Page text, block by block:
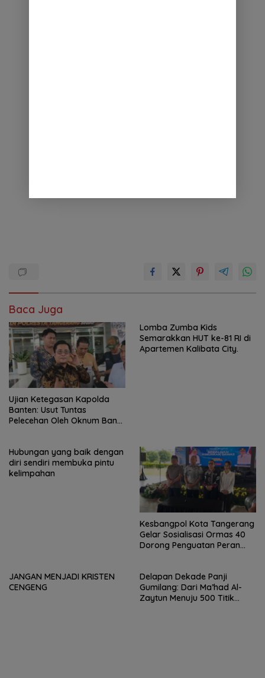
Baca Juga
Ujian Ketegasan Kapolda
Banten: Usut Tuntas
Pelecehan Oleh Oknum Bank
Lomba Zumba Kids
Semarakkan HUT ke-81 RI di
Apartemen Kalibata City.
Hubungan yang baik dengan
diri sendiri membuka pintu
kelimpahan
Kesbangpol Kota Tangerang
Gelar Sosialisasi Ormas 40
Dorong Penguatan Peran
JANGAN MENJADI KRISTEN
CENGENG
Delapan Dekade Panji
Gumilang: Dari Ma’had Al-
Zaytun Menuju 500 Titik